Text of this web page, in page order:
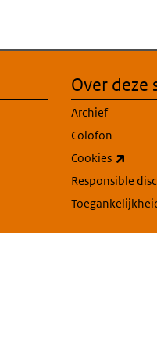
Over deze
Archief
Colofon
Cookies
Responsible